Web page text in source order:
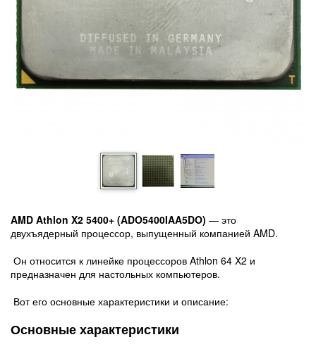
AMD Athlon X2 5400+ (ADO5400IAA5DO) — это
двухъядерный процессор, выпущенный компанией AMD.
Он относится к линейке процессоров Athlon 64 X2 и
предназначен для настольных компьютеров.
Вот его основные характеристики и описание:
Основные характеристики